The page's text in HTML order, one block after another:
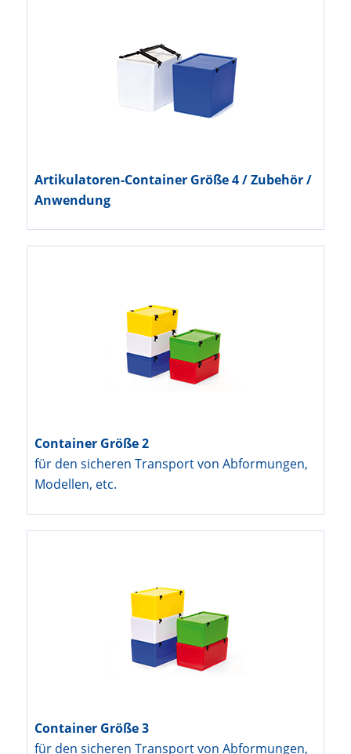
Artikulatoren-Container Größe 4 / Zubehör /
Anwendung
Container Größe 2
für den sicheren Transport von Abformungen,
Modellen, etc.
Container Größe 3
für den sicheren Transport von Abformungen,